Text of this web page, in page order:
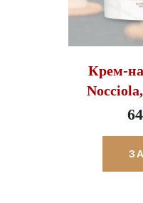
Крем-